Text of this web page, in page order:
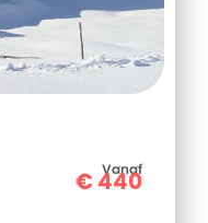
Vanaf
€440